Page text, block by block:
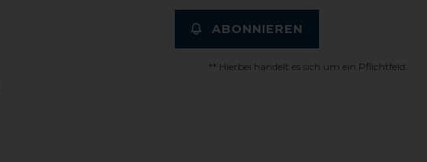
ABONNIEREN
** Hierbei handelt es sich um ein Pflichtfeld.